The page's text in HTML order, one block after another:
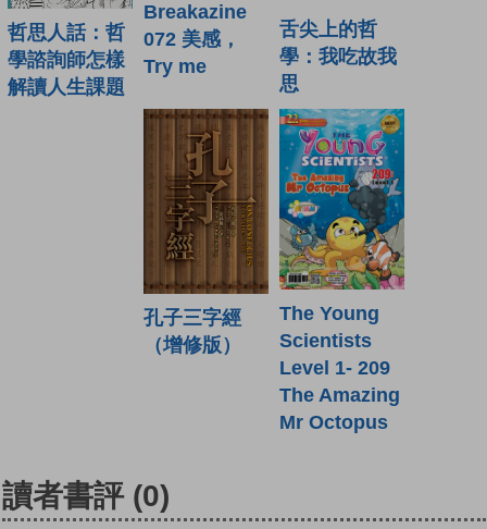
哲思人話：哲
學諮詢師怎樣
解讀人生課題
Breakazine
072 美感，
Try me
舌尖上的哲
學：我吃故我
思
孔子三字經
（增修版）
The Young
Scientists
Level 1- 209
The Amazing
Mr Octopus
讀者書評 (0)